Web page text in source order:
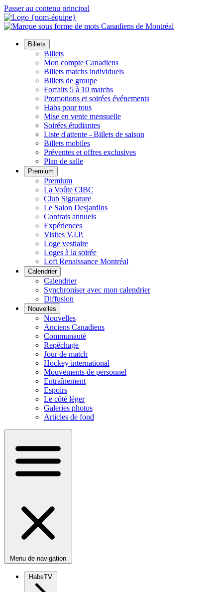
Passer au contenu principal
Billets
Billets
Mon compte Canadiens
Billets matchs individuels
Billets de groupe
Forfaits 5 à 10 matchs
Promotions et soirées événements
Habs pour tous
Mise en vente mensuelle
Soirées étudiantes
Liste d'attente - Billets de saison
Billets mobiles
Préventes et offres exclusives
Plan de salle
Premium
Premium
La Voûte CIBC
Club Signature
Le Salon Desjardins
Contrats annuels
Expériences
Visites V.I.P.
Loge vestiaire
Loges à la soirée
Loft Renaissance Montréal
Calendrier
Calendrier
Synchroniser avec mon calendrier
Diffusion
Nouvelles
Nouvelles
Anciens Canadiens
Communauté
Repêchage
Jour de match
Hockey international
Mouvements de personnel
Entraînement
Espoirs
Le côté léger
Galeries photos
Articles de fond
Menu de navigation
HabsTV